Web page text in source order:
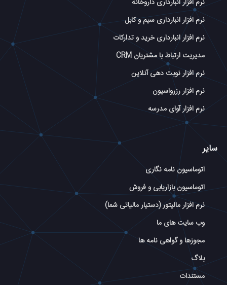
نرم افزار انبارداری سیم و کابل
نرم افزار انبارداری خرید و تدارکات
مدیریت ارتباط با مشتریان CRM
نرم افزار نوبت دهی آنلاین
نرم افزار رزرواسیون
نرم افزار آوای مدرسه
سایر
اتوماسیون نامه نگاری
اتوماسیون بازاریابی و فروش
نرم افزار مالیتور (دستیار مالیاتی شما)
وب سایت های ما
مجوزها و گواهی نامه ها
بلاگ
مستندات